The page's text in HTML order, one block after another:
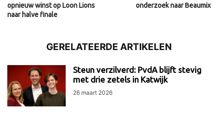
opnieuw winst op Loon Lions
naar halve finale
onderzoek naar Beaumix
GERELATEERDE ARTIKELEN
Steun verzilverd: PvdA blijft stevig
met drie zetels in Katwijk
26 maart 2026